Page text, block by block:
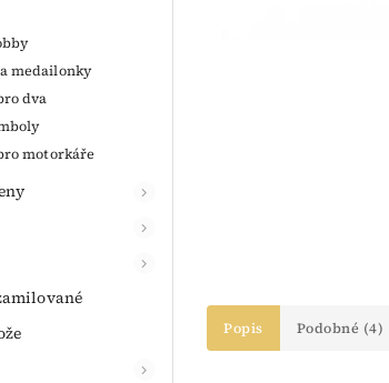
medailonky
dva
motorkáře
Popis Podobné (4)